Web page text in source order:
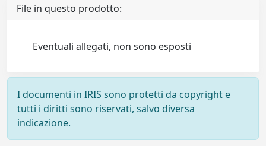
File in questo prodotto:
Eventuali allegati, non sono esposti
I documenti in IRIS sono protetti da copyright e
tutti i diritti sono riservati, salvo diversa
indicazione.